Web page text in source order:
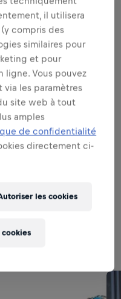
vous confierons:
DE
il utilisera
compris des
similaires pour
et pour
ligne. Vous pouvez
les paramètres
site web à tout
amples
de confidentialité
directement ci-
les cookies
cookies